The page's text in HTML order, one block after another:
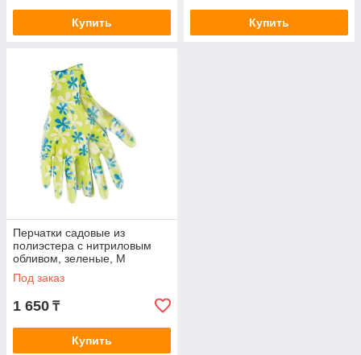
Купить Купить
Перчатки садовые из
полиэстера с нитриловым
обливом, зеленые, M
Под заказ
1 650 ₸
Купить